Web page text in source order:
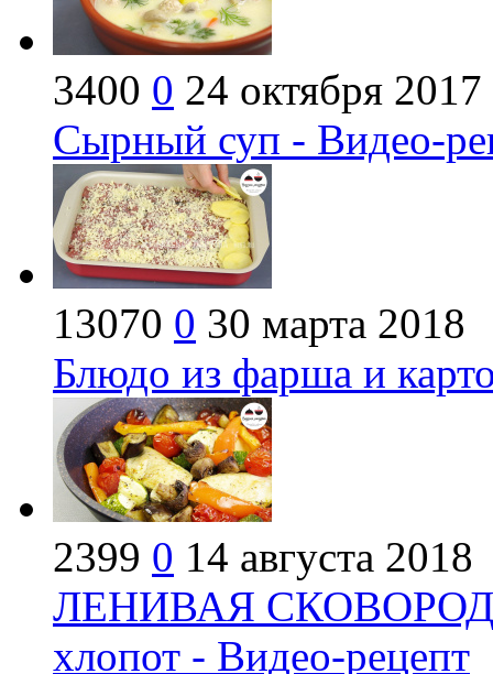
3400 0 24 октября 2017
Сырный суп - Видео-
13070 0 30 марта 2018
Блюдо из фарша и
2399 0 14 августа 2018
ЛЕНИВАЯ СКОВОРОДА
хлопот - Видео-рецепт